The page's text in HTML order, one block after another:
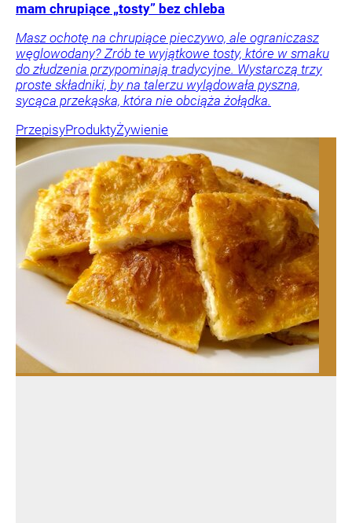
mam chrupiące „tosty” bez chleba
Masz ochotę na chrupiące pieczywo, ale ograniczasz
węglowodany? Zrób te wyjątkowe tosty, które w smaku
do złudzenia przypominają tradycyjne. Wystarczą trzy
proste składniki, by na talerzu wylądowała pyszna,
sycąca przekąska, która nie obciąża żołądka.
PrzepisyProduktyŻywienie